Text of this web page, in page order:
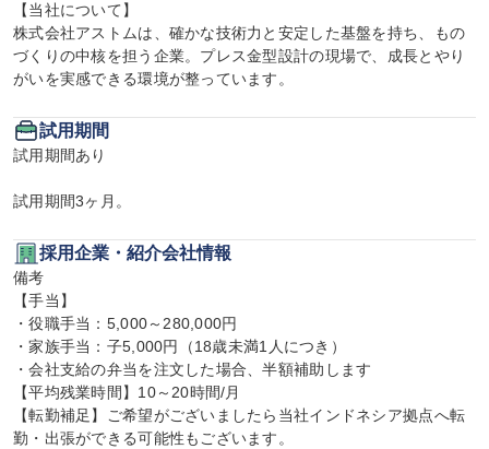
【当社について】
株式会社アストムは、確かな技術力と安定した基盤を持ち、もの
づくりの中核を担う企業。プレス金型設計の現場で、成長とやり
がいを実感できる環境が整っています。
試用期間
試用期間あり
試用期間3ヶ月。
採用企業・紹介会社情報
備考
【手当】
・役職手当：5,000～280,000円
・家族手当：子5,000円（18歳未満1人につき）
・会社支給の弁当を注文した場合、半額補助します
【平均残業時間】10～20時間/月
【転勤補足】ご希望がございましたら当社インドネシア拠点へ転
勤・出張ができる可能性もございます。